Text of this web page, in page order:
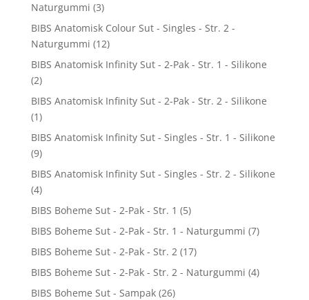
Naturgummi (3)
BIBS Anatomisk Colour Sut - Singles - Str. 2 -
Naturgummi (12)
BIBS Anatomisk Infinity Sut - 2-Pak - Str. 1 - Silikone
(2)
BIBS Anatomisk Infinity Sut - 2-Pak - Str. 2 - Silikone
(1)
BIBS Anatomisk Infinity Sut - Singles - Str. 1 - Silikone
(9)
BIBS Anatomisk Infinity Sut - Singles - Str. 2 - Silikone
(4)
BIBS Boheme Sut - 2-Pak - Str. 1 (5)
BIBS Boheme Sut - 2-Pak - Str. 1 - Naturgummi (7)
BIBS Boheme Sut - 2-Pak - Str. 2 (17)
BIBS Boheme Sut - 2-Pak - Str. 2 - Naturgummi (4)
BIBS Boheme Sut - Sampak (26)